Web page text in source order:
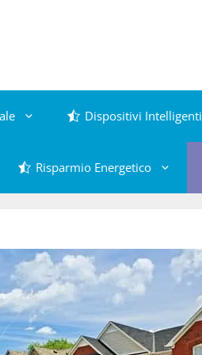
Dispositivi Intelligenti
Risparmio Energetico